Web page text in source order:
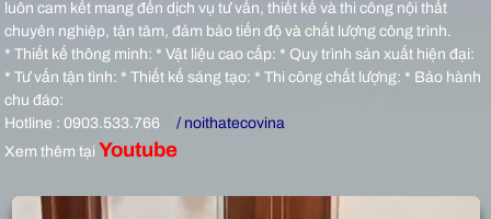
luôn cam kết mang đến dịch vụ tư vấn, thiết kế và thi công nội thất
chuyên nghiệp, tận tâm, đảm bảo tiến độ và chất lượng công trình.
* Thiết kế thông minh: * Vật liệu cao cấp: * Quy trình sản xuất hiện đại:
* Tư vấn tận tình: * Thiết kế sáng tạo: * Thi công chất lượng: * Bảo hành
chu đáo:
Hotline : 0903.533.766
/ noithatecovina
Xem thêm tại Youtube